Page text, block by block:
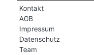
Kontakt
AGB
Impressum
Datenschutz
Team